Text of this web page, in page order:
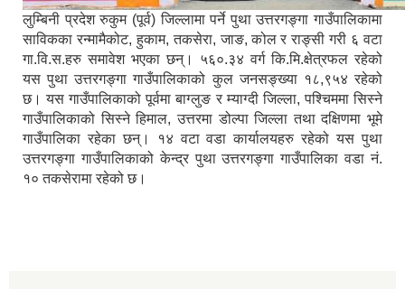
लुम्बिनी प्रदेश रुकुम (पूर्व) जिल्लामा पर्ने पुथा उत्तरगङ्गा गाउँपालिकामा
साविकका रन्मामैकोट, हुकाम, तकसेरा, जाङ, कोल र राङ्सी गरी ६ वटा
गा.वि.स.हरु समावेश भएका छन्। ५६०.३४ वर्ग कि.मि.क्षेत्रफल रहेको
यस पुथा उत्तरगङ्गा गाउँपालिकाको कुल जनसङ्ख्या १८,९५४ रहेको
छ। यस गाउँपालिकाको पूर्वमा बाग्लुङ र म्याग्दी जिल्ला, पश्चिममा सिस्ने
गाउँपालिकाको सिस्ने हिमाल, उत्तरमा डोल्पा जिल्ला तथा दक्षिणमा भूमे
गाउँपालिका रहेका छन्। १४ वटा वडा कार्यालयहरु रहेको यस पुथा
उत्तरगङ्गा गाउँपालिकाको केन्द्र पुथा उत्तरगङ्गा गाउँपालिका वडा नं.
१० तकसेरामा रहेको छ।